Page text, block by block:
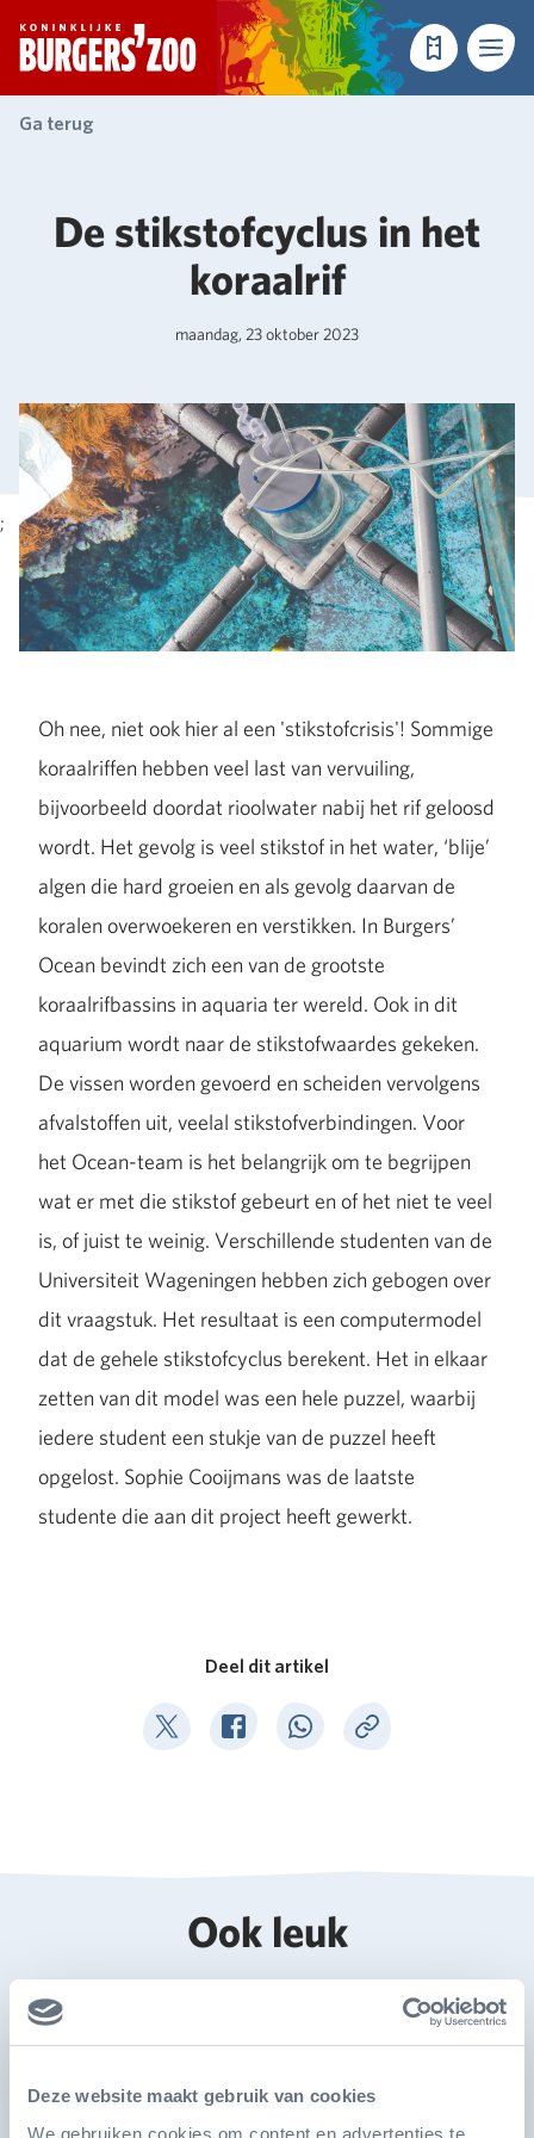
Deze website maakt gebruik van cookies
We gebruiken cookies om content en advertenties te
- Homepagina
TicketsMenu
Ga terug
;
De stikstofcyclus in het
koraalrif
maandag, 23 oktober 2023
Oh nee, niet ook hier al een 'stikstofcrisis'! Sommige
koraalriffen hebben veel last van vervuiling,
bijvoorbeeld doordat rioolwater nabij het rif geloosd
wordt. Het gevolg is veel stikstof in het water, ‘blije’
algen die hard groeien en als gevolg daarvan de
koralen overwoekeren en verstikken. In Burgers’
Ocean bevindt zich een van de grootste
koraalrifbassins in aquaria ter wereld. Ook in dit
aquarium wordt naar de stikstofwaardes gekeken.
De vissen worden gevoerd en scheiden vervolgens
afvalstoffen uit, veelal stikstofverbindingen. Voor
het Ocean-team is het belangrijk om te begrijpen
wat er met die stikstof gebeurt en of het niet te veel
is, of juist te weinig. Verschillende studenten van de
Universiteit Wageningen hebben zich gebogen over
dit vraagstuk. Het resultaat is een computermodel
dat de gehele stikstofcyclus berekent. Het in elkaar
zetten van dit model was een hele puzzel, waarbij
iedere student een stukje van de puzzel heeft
opgelost. Sophie Cooijmans was de laatste
studente die aan dit project heeft gewerkt.
Deel dit artikel
Deel op TwitterDeel op Facebook
Deel op WhatsApp
Kopieer link
Ook leuk